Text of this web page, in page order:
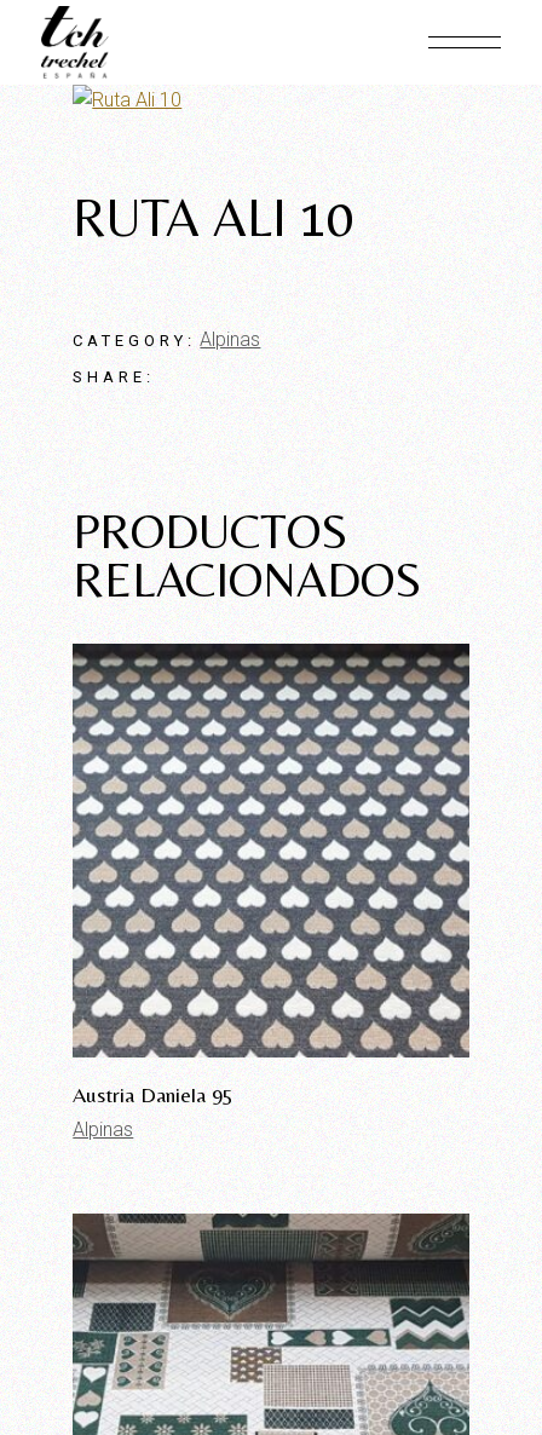
content
RUTA ALI 10
CATEGORY: Alpinas
SHARE:
PRODUCTOS
RELACIONADOS
Austria Daniela 95
Alpinas